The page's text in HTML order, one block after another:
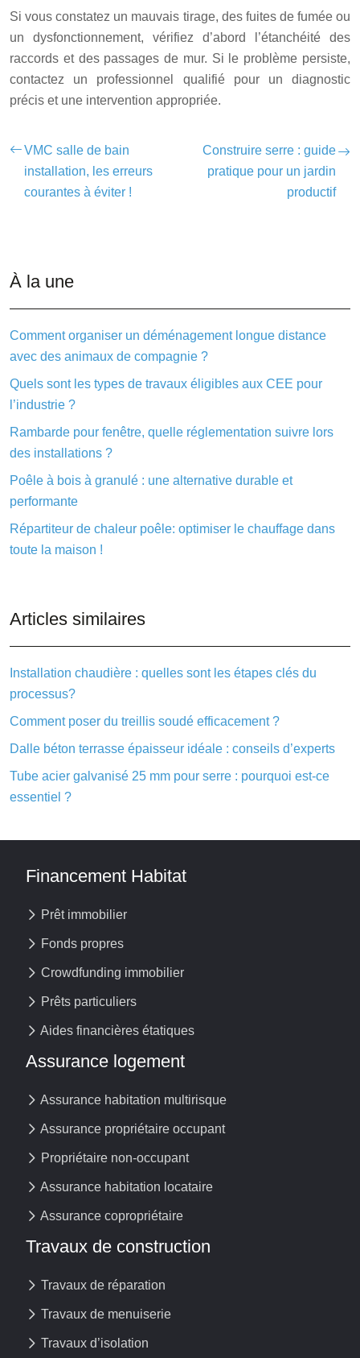
Si vous constatez un mauvais tirage, des fuites de fumée ou
un dysfonctionnement, vérifiez d’abord l’étanchéité des
raccords et des passages de mur. Si le problème persiste,
contactez un professionnel qualifié pour un diagnostic
précis et une intervention appropriée.
VMC salle de bain
installation, les erreurs
courantes à éviter !
Construire serre : guide
pratique pour un jardin
productif
À la une
Comment organiser un déménagement longue distance
avec des animaux de compagnie ?
Quels sont les types de travaux éligibles aux CEE pour
l’industrie ?
Rambarde pour fenêtre, quelle réglementation suivre lors
des installations ?
Poêle à bois à granulé : une alternative durable et
performante
Répartiteur de chaleur poêle: optimiser le chauffage dans
toute la maison !
Articles similaires
Installation chaudière : quelles sont les étapes clés du
processus?
Comment poser du treillis soudé efficacement ?
Dalle béton terrasse épaisseur idéale : conseils d’experts
Tube acier galvanisé 25 mm pour serre : pourquoi est-ce
essentiel ?
Financement Habitat
Prêt immobilier
Fonds propres
Crowdfunding immobilier
Prêts particuliers
Aides financières étatiques
Assurance logement
Assurance habitation multirisque
Assurance propriétaire occupant
Propriétaire non-occupant
Assurance habitation locataire
Assurance copropriétaire
Travaux de construction
Travaux de réparation
Travaux de menuiserie
Travaux d’isolation